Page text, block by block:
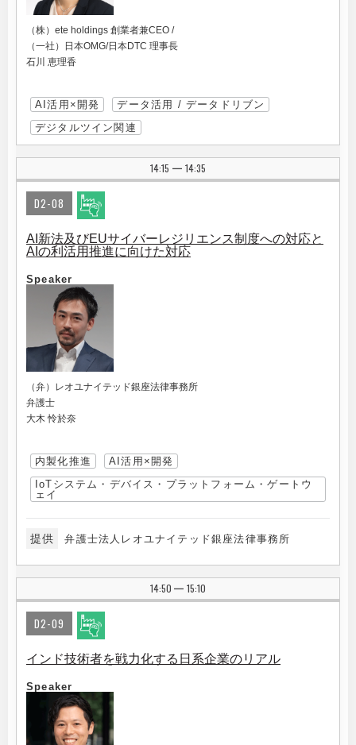
（株）ete holdings 創業者兼CEO /
（一社）日本OMG/日本DTC 理事長
石川 恵理香
AI活用×開発
データ活用 / データドリブン
デジタルツイン関連
14:15 | 14:35
D2-08
AI新法及びEUサイバーレジリエンス制度への対応と
AIの利活用推進に向けた対応
Speaker
（弁）レオユナイテッド銀座法律事務所
弁護士
大木 怜於奈
内製化推進
AI活用×開発
IoTシステム・デバイス・プラットフォーム・ゲートウ
ェイ
提供 弁護士法人レオユナイテッド銀座法律事務所
14:50 | 15:10
D2-09
インド技術者を戦力化する日系企業のリアル
Speaker